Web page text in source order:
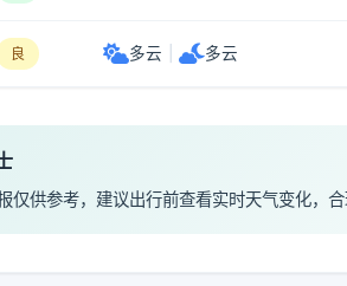
良 多云 多云
仅供参考，建议出行前查看实时天气变化，合